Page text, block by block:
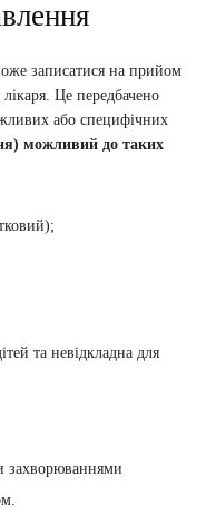
записатися на прийом
Це передбачено
або специфічних
можливий до таких
та невідкладна для
захворюваннями